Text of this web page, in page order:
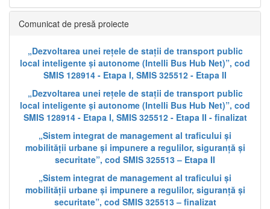
Comunicat de presă proiecte
„Dezvoltarea unei rețele de stații de transport public
local inteligente și autonome (Intelli Bus Hub Net)”, cod
SMIS 128914 - Etapa I, SMIS 325512 - Etapa II
„Dezvoltarea unei rețele de stații de transport public
local inteligente și autonome (Intelli Bus Hub Net)”, cod
SMIS 128914 - Etapa I, SMIS 325512 - Etapa II - finalizat
„Sistem integrat de management al traficului și
mobilității urbane și impunere a regulilor, siguranță și
securitate”, cod SMIS 325513 – Etapa II
„Sistem integrat de management al traficului și
mobilității urbane și impunere a regulilor, siguranță și
securitate”, cod SMIS 325513 – finalizat